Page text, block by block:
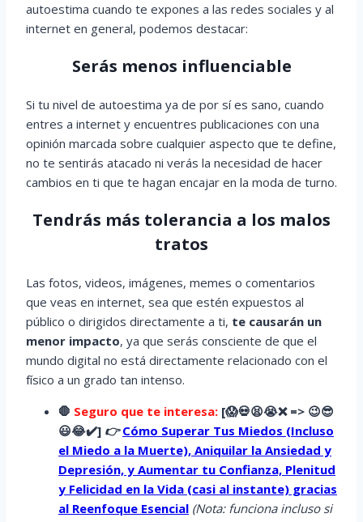
autoestima cuando te expones a las redes sociales y al
internet en general, podemos destacar:
Serás menos influenciable
Si tu nivel de autoestima ya de por sí es sano, cuando
entres a internet y encuentres publicaciones con una
opinión marcada sobre cualquier aspecto que te define,
no te sentirás atacado ni verás la necesidad de hacer
cambios en ti que te hagan encajar en la moda de turno.
Tendrás más tolerancia a los malos
tratos
Las fotos, videos, imágenes, memes o comentarios
que veas en internet, sea que estén expuestos al
público o dirigidos directamente a ti, te causarán un
menor impacto, ya que serás consciente de que el
mundo digital no está directamente relacionado con el
físico a un grado tan intenso.
🛑 Seguro que te interesa: [😱💀😫😭❌ => 😉😎
😃😂✔️] 👉 Cómo Superar Tus Miedos (Incluso
el Miedo a la Muerte), Aniquilar la Ansiedad y
Depresión, y Aumentar tu Confianza, Plenitud
y Felicidad en la Vida (casi al instante) gracias
al Reenfoque Esencial (Nota: funciona incluso si